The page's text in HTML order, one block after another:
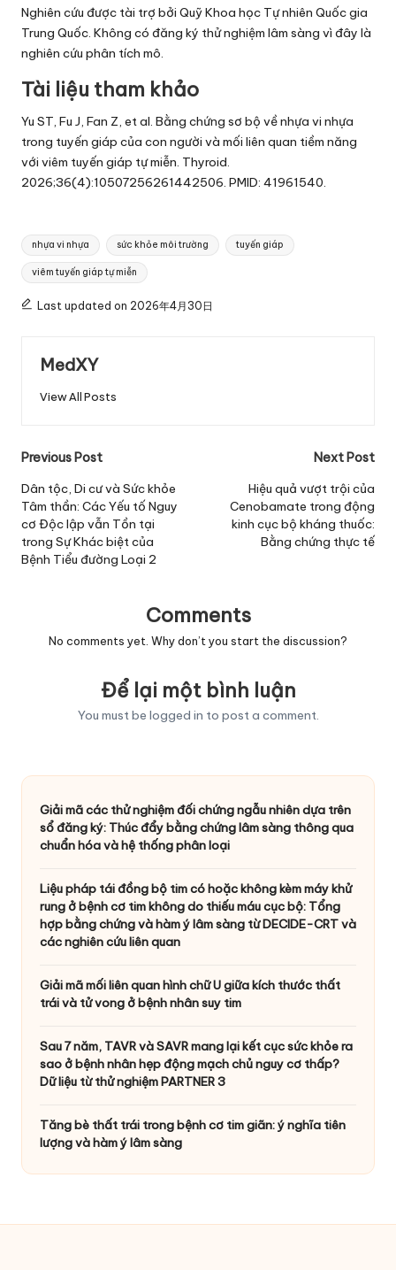
Nghiên cứu được tài trợ bởi Quỹ Khoa học Tự nhiên Quốc gia
Trung Quốc. Không có đăng ký thử nghiệm lâm sàng vì đây là
nghiên cứu phân tích mô.
Tài liệu tham khảo
Yu ST, Fu J, Fan Z, et al. Bằng chứng sơ bộ về nhựa vi nhựa
trong tuyến giáp của con người và mối liên quan tiềm năng
với viêm tuyến giáp tự miễn. Thyroid.
2026;36(4):10507256261442506. PMID: 41961540.
Tags:
nhựa vi nhựa sức khỏe môi trường tuyến giáp
viêm tuyến giáp tự miễn
Last updated on 2026年4月30日
MedXY
View All Posts
Post
navigation
Previous Post
Dân tộc, Di cư và Sức khỏe
Tâm thần: Các Yếu tố Nguy
cơ Độc lập vẫn Tồn tại
trong Sự Khác biệt của
Bệnh Tiểu đường Loại 2
Next Post
Hiệu quả vượt trội của
Cenobamate trong động
kinh cục bộ kháng thuốc:
Bằng chứng thực tế
Comments
No comments yet. Why don’t you start the discussion?
Để lại một bình luận
You must be logged in to post a comment.
Giải mã các thử nghiệm đối chứng ngẫu nhiên dựa trên
sổ đăng ký: Thúc đẩy bằng chứng lâm sàng thông qua
chuẩn hóa và hệ thống phân loại
Liệu pháp tái đồng bộ tim có hoặc không kèm máy khử
rung ở bệnh cơ tim không do thiếu máu cục bộ: Tổng
hợp bằng chứng và hàm ý lâm sàng từ DECIDE-CRT và
các nghiên cứu liên quan
Giải mã mối liên quan hình chữ U giữa kích thước thất
trái và tử vong ở bệnh nhân suy tim
Sau 7 năm, TAVR và SAVR mang lại kết cục sức khỏe ra
sao ở bệnh nhân hẹp động mạch chủ nguy cơ thấp?
Dữ liệu từ thử nghiệm PARTNER 3
Tăng bè thất trái trong bệnh cơ tim giãn: ý nghĩa tiên
lượng và hàm ý lâm sàng